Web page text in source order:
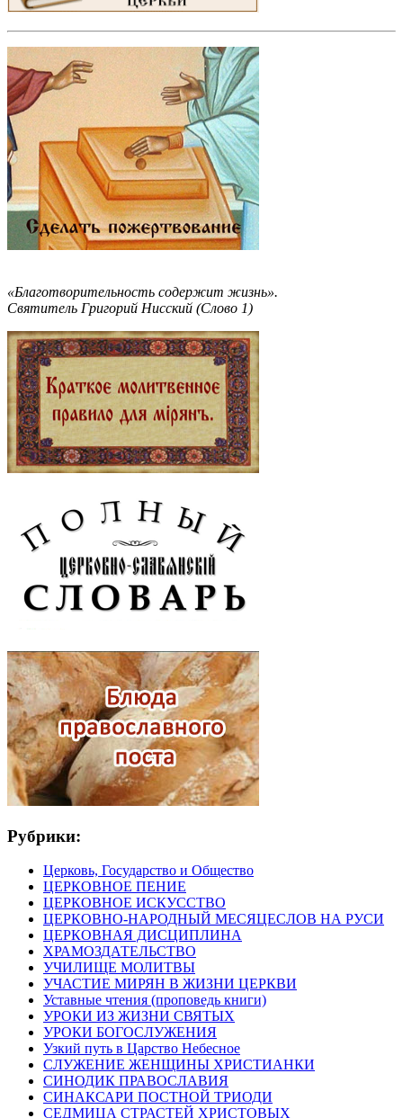
«Благотворительность содержит жизнь».
Святитель Григорий Нисский (Слово 1)
Рубрики:
Церковь, Государство и Общество
ЦЕРКОВНОЕ ПЕНИЕ
ЦЕРКОВНОЕ ИСКУССТВО
ЦЕРКОВНО-НАРОДНЫЙ МЕСЯЦЕСЛОВ НА РУСИ
ЦЕРКОВНАЯ ДИСЦИПЛИНА
ХРАМОЗДАТЕЛЬСТВО
УЧИЛИЩЕ МОЛИТВЫ
УЧАСТИЕ МИРЯН В ЖИЗНИ ЦЕРКВИ
Уставные чтения (проповедь книги)
УРОКИ ИЗ ЖИЗНИ СВЯТЫХ
УРОКИ БОГОСЛУЖЕНИЯ
Узкий путь в Царство Небесное
СЛУЖЕНИЕ ЖЕНЩИНЫ ХРИСТИАНКИ
СИНОДИК ПРАВОСЛАВИЯ
СИНАКСАРИ ПОСТНОЙ ТРИОДИ
СЕДМИЦА СТРАСТЕЙ ХРИСТОВЫХ